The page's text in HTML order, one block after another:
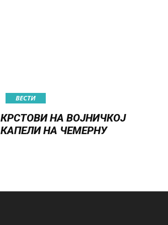
ВЕСТИ
КРСТОВИ НА ВОЈНИЧКОЈ
КАПЕЛИ НА ЧЕМЕРНУ